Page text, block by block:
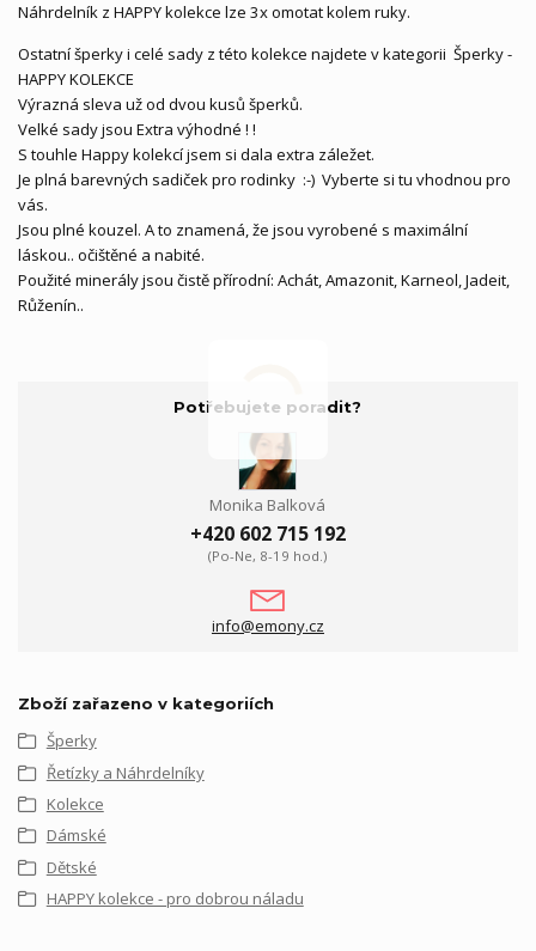
Náhrdelník z HAPPY kolekce lze 3x omotat kolem ruky.
Ostatní šperky i celé sady z této kolekce najdete v kategorii Šperky -
HAPPY KOLEKCE
Výrazná sleva už od dvou kusů šperků.
Velké sady jsou Extra výhodné ! !
S touhle Happy kolekcí jsem si dala extra záležet.
Je plná barevných sadiček pro rodinky :-) Vyberte si tu vhodnou pro
vás.
Jsou plné kouzel. A to znamená, že jsou vyrobené s maximální
láskou.. očištěné a nabité.
Použité minerály jsou čistě přírodní: Achát, Amazonit, Karneol, Jadeit,
Růženín..
Potřebujete poradit?
Monika Balková
+420 602 715 192
(Po-Ne, 8-19 hod.)
info@emony.cz
Zboží zařazeno v kategoriích
Šperky
Řetízky a Náhrdelníky
Kolekce
Dámské
Dětské
HAPPY kolekce - pro dobrou náladu